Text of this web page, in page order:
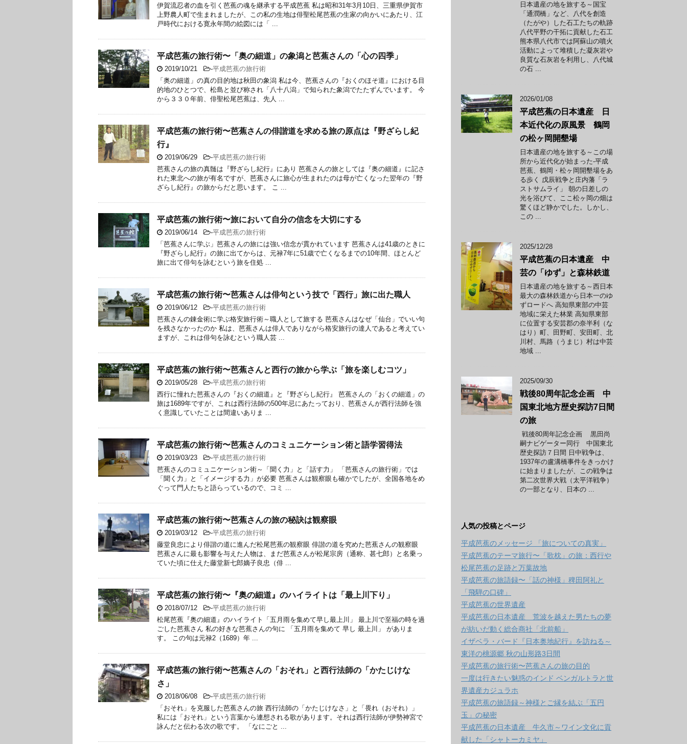
伊賀流忍者の血を引く芭蕉の魂を継承する平成芭蕉 私は昭和31年3月10日、三重県伊賀市
上野農人町で生まれましたが、この私の生地は俳聖松尾芭蕉の生家の向かいにあたり、江
戸時代における寛永年間の絵図には「 ...
平成芭蕉の旅行術〜「奥の細道」の象潟と芭蕉さんの「心の四季」
2019/10/21 -平成芭蕉の旅行術
「奥の細道」の真の目的地は秋田の象潟 私は今、芭蕉さんの『おくのほそ道』における目
的地のひとつで、松島と並び称され「八十八潟」で知られた象潟でたたずんでいます。 今
から３３０年前、俳聖松尾芭蕉は、先人 ...
平成芭蕉の旅行術〜芭蕉さんの俳諧道を求める旅の原点は『野ざらし紀
行』
2019/06/29 -平成芭蕉の旅行術
芭蕉さんの旅の真髄は『野ざらし紀行』にあり 芭蕉さんの旅としては『奥の細道』に記さ
れた東北への旅が有名ですが、芭蕉さんに旅心が生まれたのは母が亡くなった翌年の『野
ざらし紀行』の旅からだと思います。 こ ...
平成芭蕉の旅行術〜旅において自分の信念を大切にする
2019/06/14 -平成芭蕉の旅行術
「芭蕉さんに学ぶ」芭蕉さんの旅には強い信念が貫かれています 芭蕉さんは41歳のときに
『野ざらし紀行』の旅に出てからは、元禄7年に51歳で亡くなるまでの10年間、ほとんど
旅に出て俳句を詠むという旅を住処 ...
平成芭蕉の旅行術〜芭蕉さんは俳句という技で「西行」旅に出た職人
2019/06/12 -平成芭蕉の旅行術
芭蕉さんの錬金術に学ぶ格安旅行術～職人として旅する 芭蕉さんはなぜ「仙台」でいい句
を残さなかったのか 私は、芭蕉さんは俳人でありながら格安旅行の達人であると考えてい
ますが、これは俳句を詠むという職人芸 ...
平成芭蕉の旅行術〜芭蕉さんと西行の旅から学ぶ「旅を楽しむコツ」
2019/05/28 -平成芭蕉の旅行術
西行に憧れた芭蕉さんの『おくの細道』と『野ざらし紀行』 芭蕉さんの「おくの細道」の
旅は1689年ですが、これは西行法師の500年忌にあたっており、芭蕉さんが西行法師を強
く意識していたことは間違いありま ...
平成芭蕉の旅行術〜芭蕉さんのコミュニケーション術と語学習得法
2019/03/23 -平成芭蕉の旅行術
芭蕉さんのコミュニケーション術～「聞く力」と「話す力」 「芭蕉さんの旅行術」では
「聞く力」と「イメージする力」が必要 芭蕉さんは観察眼も確かでしたが、全国各地をめ
ぐって門人たちと語らっているので、コミ ...
平成芭蕉の旅行術〜芭蕉さんの旅の秘訣は観察眼
2019/03/12 -平成芭蕉の旅行術
藤堂良忠により俳諧の道に進んだ松尾芭蕉の観察眼 俳諧の道を究めた芭蕉さんの観察眼
芭蕉さんに最も影響を与えた人物は、まだ芭蕉さんが松尾宗房（通称、甚七郎）と名乗っ
ていた頃に仕えた藤堂新七郎嫡子良忠（俳 ...
平成芭蕉の旅行術〜『奥の細道』のハイライトは「最上川下り」
2018/07/12 -平成芭蕉の旅行術
松尾芭蕉『奥の細道』のハイライト「五月雨を集めて早し最上川」 最上川で至福の時を過
ごした芭蕉さん 私の好きな芭蕉さんの句に 「五月雨を集めて 早し 最上川」 がありま
す。 この句は元禄2（1689）年 ...
平成芭蕉の旅行術〜芭蕉さんの「おそれ」と西行法師の「かたじけな
さ」
2018/06/08 -平成芭蕉の旅行術
「おそれ」を克服した芭蕉さんの旅 西行法師の「かたじけなさ」と「畏れ（おそれ）」
私には「おそれ」という言葉から連想される歌があります。それは西行法師が伊勢神宮で
詠んだと伝わる次の歌です。 「なにごと ...
日本遺産の地を旅する～国宝
「通潤橋」など、八代を創造
（たがや）した石工たちの軌跡
八代平野の干拓に貢献した石工
熊本県八代市では阿蘇山の噴火
活動によって堆積した凝灰岩や
良質な石灰岩を利用し、八代城
の石 ...
2026/01/08
平成芭蕉の日本遺産 日
本近代化の原風景 鶴岡
の松ヶ岡開墾場
日本遺産の地を旅する～この場
所から近代化が始まった-平成
芭蕉、鶴岡・松ヶ岡開墾場をあ
る歩く 戊辰戦争と庄内藩「ラ
ストサムライ」 朝の日差しの
光を浴びて、ここ松ヶ岡の畑は
驚くほど静かでした。しかし、
この ...
2025/12/28
平成芭蕉の日本遺産 中
芸の「ゆず」と森林鉄道
日本遺産の地を旅する～西日本
最大の森林鉄道から日本一のゆ
ずロードへ 高知県東部の中芸
地域に栄えた林業 高知県東部
に位置する安芸郡の奈半利（な
はり）町、田野町、安田町、北
川村、馬路（うまじ）村は中芸
地域 ...
2025/09/30
戦後80周年記念企画 中
国東北地方歴史探訪7日間
の旅
戦後80周年記念企画 黒田尚
嗣ナビゲーター同行 中国東北
歴史探訪７日間 日中戦争は、
1937年の盧溝橋事件をきっかけ
に始まりましたが、この戦争は
第二次世界大戦（太平洋戦争）
の一部となり、日本の ...
人気の投稿とページ
平成芭蕉のメッセージ 「旅についての真実」
平成芭蕉のテーマ旅行〜「歌枕」の旅：西行や
松尾芭蕉の足跡と万葉故地
平成芭蕉の旅語録〜「話の神様」稗田阿礼と
「飛騨の口碑」
平成芭蕉の世界遺産
平成芭蕉の日本遺産 荒波を越えた男たちの夢
が紡いだ動く総合商社「北前船」
イザベラ・バード『日本奥地紀行』を訪ねる～
東洋の桃源郷 秋の山形路3日間
平成芭蕉の旅行術〜芭蕉さんの旅の目的
一度は行きたい魅惑のインド ベンガルトラと世
界遺産カジュラホ
平成芭蕉の旅語録～神様とご縁を結ぶ「五円
玉」の秘密
平成芭蕉の日本遺産 牛久市～ワイン文化に貢
献した「シャトーカミヤ」